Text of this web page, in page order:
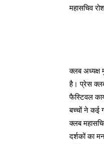
महासचिव
क्लब अध्यक्ष
है। प्रेस क्लब
फैस्टिवल
बच्चों ने कई
क्लब
दर्शकों का